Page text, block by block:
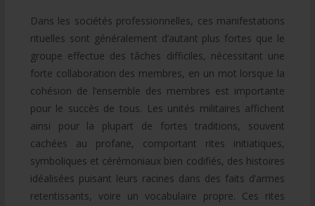
Dans les sociétés professionnelles, ces manifestations
rituelles sont généralement d’autant plus fortes que le
groupe effectue des tâches difficiles, nécessitant une
forte collaboration des membres, en un mot lorsque la
cohésion de l’ensemble des membres est importante
pour le succès de tous. Les unités militaires affichent
ainsi pour la plupart de fortes traditions, souvent
cachées au profane, comportant rites initiatiques,
symboliques et cérémoniaux bien codifiés, des histoires
idéalisées puisant leurs racines dans des faits d’armes
retentissants, voire un vocabulaire propre. Ces rites